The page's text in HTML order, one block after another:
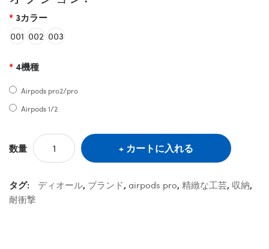
3カラー
001 002 003
4機種
Airpods pro2/pro
Airpods 1/2
数量 カートに入れる
タグ: ディオール, ブランド, airpods pro, 精緻な工芸, 収納,
耐衝撃